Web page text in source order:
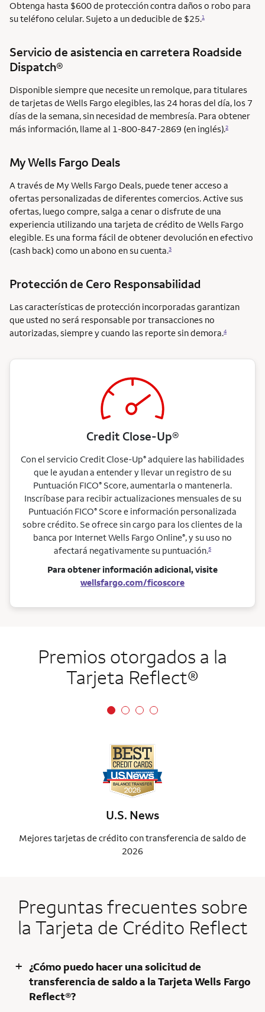
Obtenga hasta $600 de protección contra daños o robo para
su teléfono celular. Sujeto a un deducible de $25.1
Servicio de asistencia en carretera Roadside
Dispatch®
Disponible siempre que necesite un remolque, para titulares
de tarjetas de Wells Fargo elegibles, las 24 horas del día, los 7
días de la semana, sin necesidad de membresía. Para obtener
más información, llame al 1-800-847-2869 (en inglés).2
My Wells Fargo Deals
A través de My Wells Fargo Deals, puede tener acceso a
ofertas personalizadas de diferentes comercios. Active sus
ofertas, luego compre, salga a cenar o disfrute de una
experiencia utilizando una tarjeta de crédito de Wells Fargo
elegible. Es una forma fácil de obtener devolución en efectivo
(cash back) como un abono en su cuenta.3
Protección de Cero Responsabilidad
Las características de protección incorporadas garantizan
que usted no será responsable por transacciones no
autorizadas, siempre y cuando las reporte sin demora.4
Credit Close-Up®
Con el servicio Credit Close-Up® adquiere las habilidades
que le ayudan a entender y llevar un registro de su
Puntuación FICO® Score, aumentarla o mantenerla.
Inscríbase para recibir actualizaciones mensuales de su
Puntuación FICO® Score e información personalizada
sobre crédito. Se ofrece sin cargo para los clientes de la
banca por Internet Wells Fargo Online®, y su uso no
afectará negativamente su puntuación.5
Para obtener información adicional, visite
wellsfargo.com/ficoscore
Premios otorgados a la
Tarjeta Reflect®
U.S. News
Mejores tarjetas de crédito con transferencia de saldo de
2026
Preguntas frecuentes sobre
la Tarjeta de Crédito Reflect
+ ¿Cómo puedo hacer una solicitud de
transferencia de saldo a la Tarjeta Wells Fargo
Reflect®?